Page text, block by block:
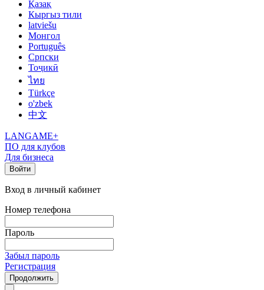
Қазақ
Кыргыз тили
latviešu
Монгол
Português
Српски
Тоҷикӣ
ไทย
Türkçe
o'zbek
中文
LANGAME+
ПО для клубов
Для бизнеса
Войти
Вход в личный кабинет
Номер телефона
Пароль
Забыл пароль
Регистрация
Продолжить